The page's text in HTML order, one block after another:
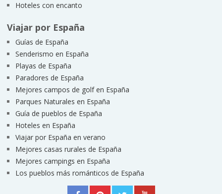
Hoteles con encanto
Viajar por España
Guías de España
Senderismo en España
Playas de España
Paradores de España
Mejores campos de golf en España
Parques Naturales en España
Guía de pueblos de España
Hoteles en España
Viajar por España en verano
Mejores casas rurales de España
Mejores campings en España
Los pueblos más románticos de España